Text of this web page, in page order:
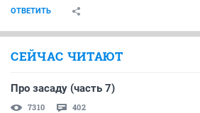
ОТВЕТИТЬ
СЕЙЧАС ЧИТАЮТ
Про засаду (часть 7)
7310 402